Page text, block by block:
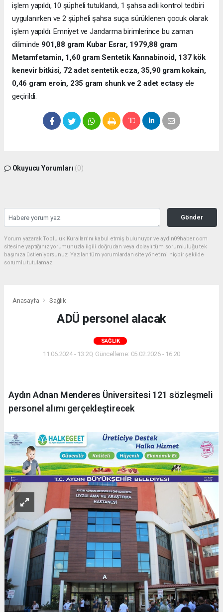
işlem yapıldı, 10 şüpheli tutuklandı, 1 şahsa adli kontrol tedbiri
uygulanırken ve 2 şüpheli şahsa suça sürüklenen çocuk olarak
işlem yapıldı. Emniyet ve Jandarma birimlerince bu zaman
diliminde 901,88 gram Kubar Esrar, 1979,88 gram
Metamfetamin, 1,60 gram Sentetik Kannabinoid, 137 kök
kenevir bitkisi, 72 adet sentetik ecza, 35,90 gram kokain,
0,46 gram eroin, 235 gram shunk ve 2 adet ectasyele
geçirildi.
Okuyucu Yorumları (0)
Gönder
Yorum yazarak Topluluk Kuralları’nı kabul etmiş bulunuyor ve aydin09haber.com
sitesine yaptığınız yorumunuzla ilgili doğrudan veya dolaylı tüm sorumluluğu tek
başınıza üstleniyorsunuz. Yazılan tüm yorumlardan site yönetimi hiçbir şekilde
sorumlu tutulamaz.
Anasayfa Sağlık
ADÜ personel alacak
SAĞLIK
11.06.2024 - 13:20, Güncelleme: 05.02.2026 - 16:20
Aydın Adnan Menderes Üniversitesi 121 sözleşmeli
personel alımı gerçekleştirecek